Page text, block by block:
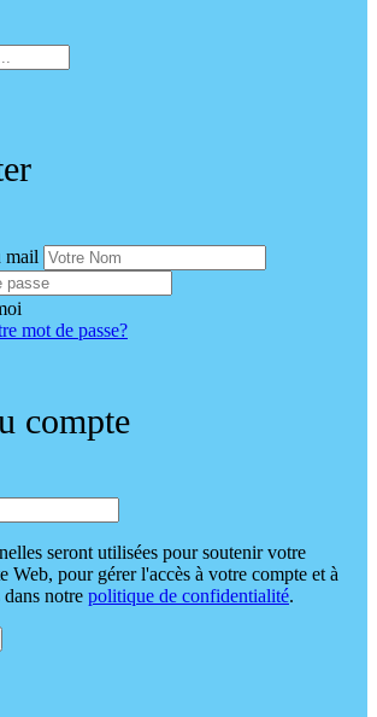
mail
mot de passe?
compte
seront utilisées pour soutenir votre
Web, pour gérer l'accès à votre compte et à
notre politique de confidentialité.